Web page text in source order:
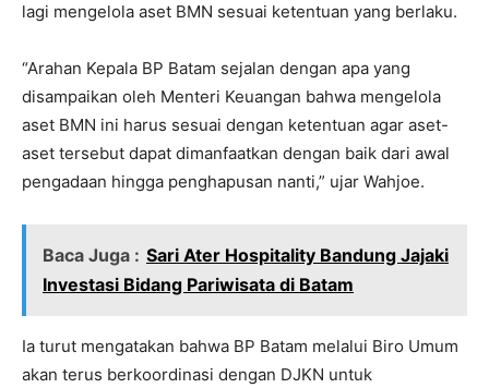
lagi mengelola aset BMN sesuai ketentuan yang berlaku.
“Arahan Kepala BP Batam sejalan dengan apa yang
disampaikan oleh Menteri Keuangan bahwa mengelola
aset BMN ini harus sesuai dengan ketentuan agar aset-
aset tersebut dapat dimanfaatkan dengan baik dari awal
pengadaan hingga penghapusan nanti,” ujar Wahjoe.
Baca Juga : Sari Ater Hospitality Bandung Jajaki
Investasi Bidang Pariwisata di Batam
Ia turut mengatakan bahwa BP Batam melalui Biro Umum
akan terus berkoordinasi dengan DJKN untuk